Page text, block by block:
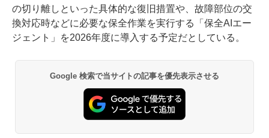
の切り離しといった具体的な復旧措置や、故障部位の交
換対応時などに必要な保全作業を実行する「保全AIエー
ジェント」を2026年度に導入する予定だとしている。
Google 検索で当サイトの記事を優先表示させる